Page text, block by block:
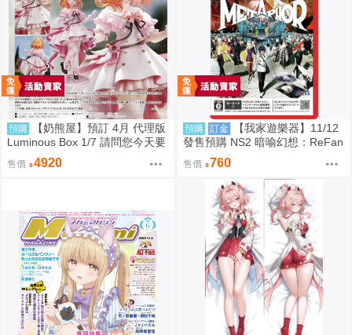
預購
【奶熊屋】預訂 4月 代理版
Luminous Box 1/7 請問您今天要
來點兔子嗎？ 心愛 禮服Ver 0905
售價 4920
預購 訂金
【我家遊樂器】11/12
發售預購 NS2 暗喻幻想：ReFan
tazio 鑰匙卡 日版
售價 760